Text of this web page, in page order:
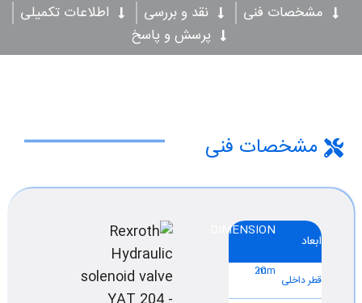
مشخصات فنی نقد و بررسی
اطلاعات تکمیلی
پرسش و پاسخ
مشخصات فنی
ابعاد
DIMENSION
قطر داخلی
mm
20